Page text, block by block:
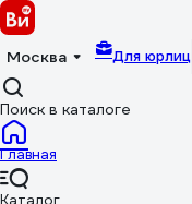
Москва Для юрлиц
Поиск в каталоге
Главная
Каталог